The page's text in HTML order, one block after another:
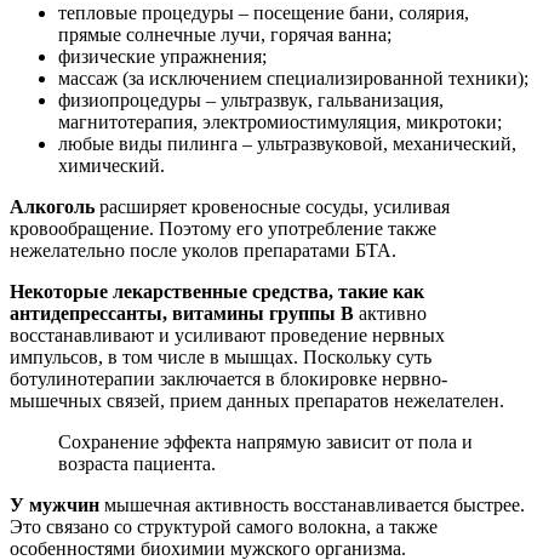
тепловые процедуры – посещение бани, солярия,
прямые солнечные лучи, горячая ванна;
физические упражнения;
массаж (за исключением специализированной техники);
физиопроцедуры – ультразвук, гальванизация,
магнитотерапия, электромиостимуляция, микротоки;
любые виды пилинга – ультразвуковой, механический,
химический.
Алкоголь расширяет кровеносные сосуды, усиливая
кровообращение. Поэтому его употребление также
нежелательно после уколов препаратами БТА.
Некоторые лекарственные средства, такие как
антидепрессанты, витамины группы В активно
восстанавливают и усиливают проведение нервных
импульсов, в том числе в мышцах. Поскольку суть
ботулинотерапии заключается в блокировке нервно-
мышечных связей, прием данных препаратов нежелателен.
Сохранение эффекта напрямую зависит от пола и
возраста пациента.
У мужчин мышечная активность восстанавливается быстрее.
Это связано со структурой самого волокна, а также
особенностями биохимии мужского организма.